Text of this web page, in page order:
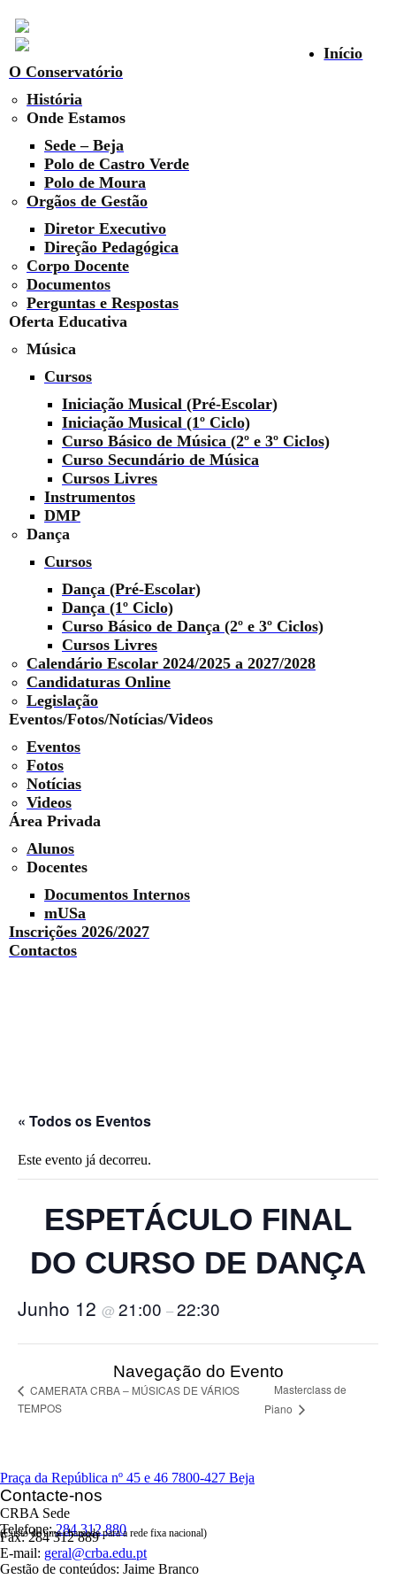
Início
O Conservatório
História
Onde Estamos
Sede – Beja
Polo de Castro Verde
Polo de Moura
Orgãos de Gestão
Diretor Executivo
Direção Pedagógica
Corpo Docente
Documentos
Perguntas e Respostas
Oferta Educativa
Música
Cursos
Iniciação Musical (Pré-Escolar)
Iniciação Musical (1º Ciclo)
Curso Básico de Música (2º e 3º Ciclos)
Curso Secundário de Música
Cursos Livres
Instrumentos
DMP
Dança
Cursos
Dança (Pré-Escolar)
Dança (1º Ciclo)
Curso Básico de Dança (2º e 3º Ciclos)
Cursos Livres
Calendário Escolar 2024/2025 a 2027/2028
Candidaturas Online
Legislação
Eventos/Fotos/Notícias/Videos
Eventos
Fotos
Notícias
Videos
Área Privada
Alunos
Docentes
Documentos Internos
mUSa
Inscrições 2026/2027
Contactos
« Todos os Eventos
Este evento já decorreu.
ESPETÁCULO FINAL
DO CURSO DE DANÇA
Junho 12 @ 21:00 –22:30
Navegação do Evento
CAMERATA CRBA – MÚSICAS DE VÁRIOS
TEMPOS
Masterclass de
Piano
Praça da República nº 45 e 46 7800-427 Beja
Contacte-nos
CRBA Sede
Telefone:284 312 880
(Custo de uma chamada para a rede fixa nacional)
Fax: 284 312 889
E-mail: geral@crba.edu.pt
Gestão de conteúdos: Jaime Branco